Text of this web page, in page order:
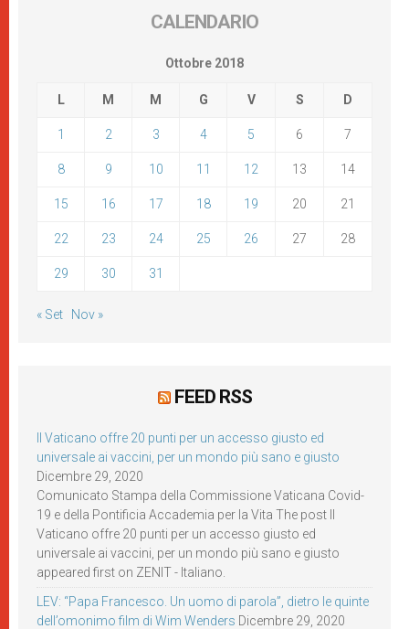
CALENDARIO
Ottobre 2018
L M M G V S D
1 2 3 4 5 6 7
8 9 10 11 12 13 14
15 16 17 18 19 20 21
22 23 24 25 26 27 28
29 30 31
« Set Nov »
FEED RSS
Il Vaticano offre 20 punti per un accesso giusto ed
universale ai vaccini, per un mondo più sano e giusto
Dicembre 29, 2020
Comunicato Stampa della Commissione Vaticana Covid-
19 e della Pontificia Accademia per la Vita The post Il
Vaticano offre 20 punti per un accesso giusto ed
universale ai vaccini, per un mondo più sano e giusto
appeared first on ZENIT - Italiano.
LEV: “Papa Francesco. Un uomo di parola”, dietro le quinte
dell’omonimo film di Wim Wenders Dicembre 29, 2020